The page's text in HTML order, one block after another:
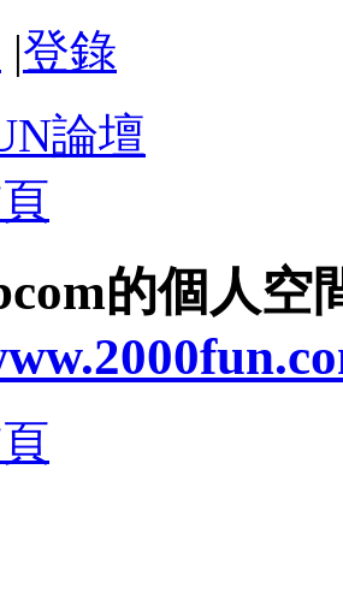
|登錄
論壇
的個人空